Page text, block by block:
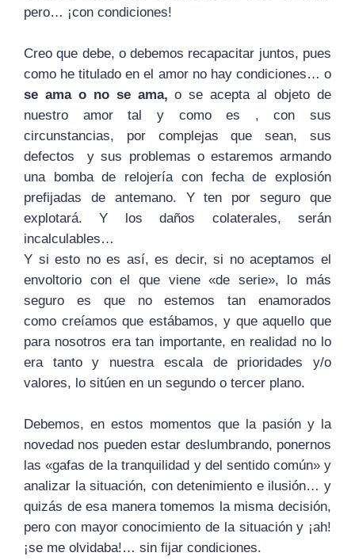
pero… ¡con condiciones!
Creo que debe, o debemos recapacitar juntos, pues
como he titulado en el amor no hay condiciones… o
se ama o no se ama, o se acepta al objeto de
nuestro amor tal y como es , con sus
circunstancias, por complejas que sean, sus
defectos y sus problemas o estaremos armando
una bomba de relojería con fecha de explosión
prefijadas de antemano. Y ten por seguro que
explotará. Y los daños colaterales, serán
incalculables…
Y si esto no es así, es decir, si no aceptamos el
envoltorio con el que viene «de serie», lo más
seguro es que no estemos tan enamorados
como creíamos que estábamos, y que aquello que
para nosotros era tan importante, en realidad no lo
era tanto y nuestra escala de prioridades y/o
valores, lo sitúen en un segundo o tercer plano.
Debemos, en estos momentos que la pasión y la
novedad nos pueden estar deslumbrando, ponernos
las «gafas de la tranquilidad y del sentido común» y
analizar la situación, con detenimiento e ilusión… y
quizás de esa manera tomemos la misma decisión,
pero con mayor conocimiento de la situación y ¡ah!
¡se me olvidaba!… sin fijar condiciones.